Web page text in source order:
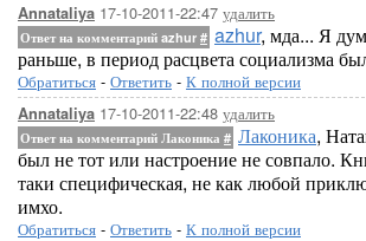
Annataliya 17-10-2011-22:47 удалить
Ответ на комментарий azhur # azhur, мда... Я
раньше, в период расцвета социализма
Обратиться - Ответить - К полной версии
Annataliya 17-10-2011-22:48 удалить
Ответ на комментарий Лаконика # Лаконика,
был не тот или настроение не совпало.
таки специфическая, не как любой
имхо.
Обратиться - Ответить - К полной версии